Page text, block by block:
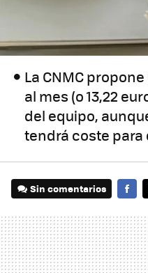
La CNMC
al mes (o 13,22
del equipo,
tendrá coste para
Sin comentarios